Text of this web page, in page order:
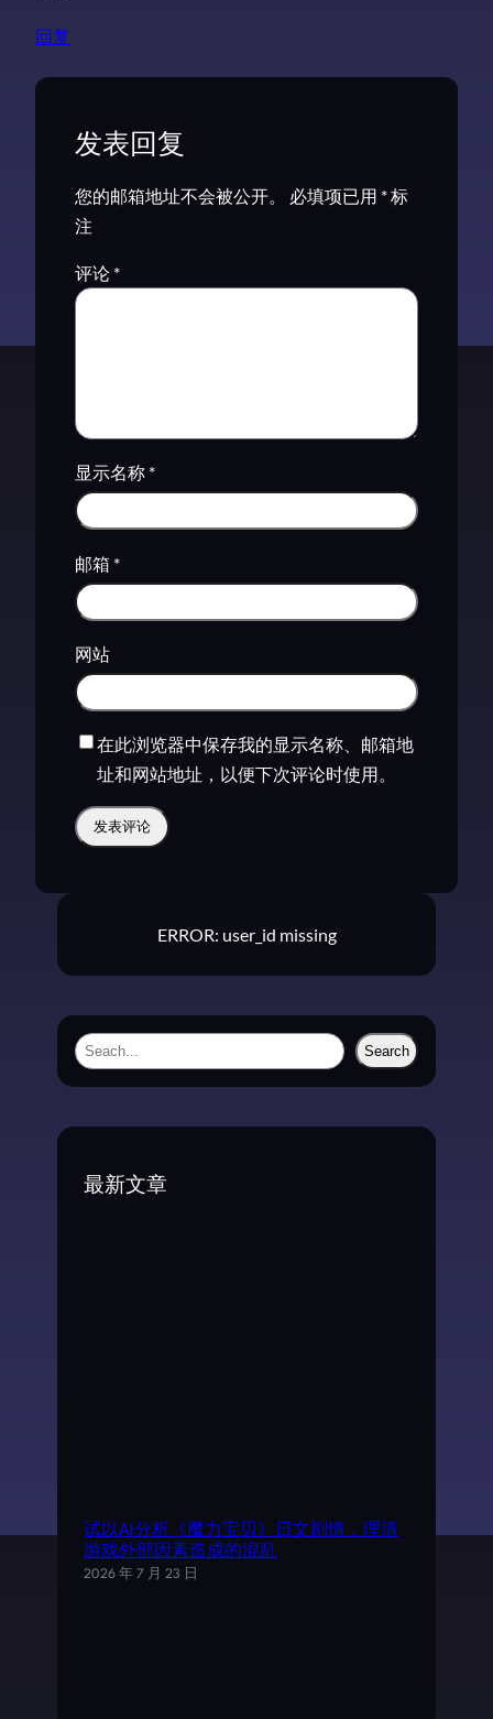
回复
发表回复
您的邮箱地址不会被公开。 必填项已用 *标
注
评论 *
显示名称 *
邮箱 *
网站
在此浏览器中保存我的显示名称、邮箱地
址和网站地址，以便下次评论时使用。
ERROR: user_id missing
S
Search
最新文章
试以AI分析《魔力宝贝》日文剧情，理清
游戏外部因素造成的混乱
2026 年 7 月 23 日